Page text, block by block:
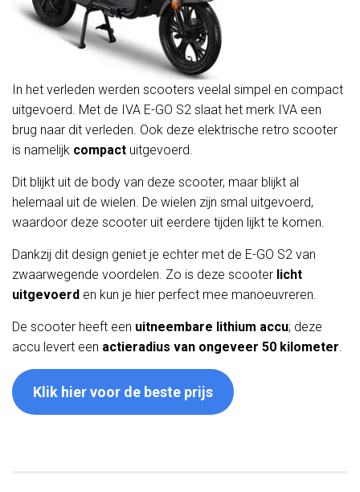
In het verleden werden scooters veelal simpel en compact
uitgevoerd. Met de IVA E-GO S2 slaat het merk IVA een
brug naar dit verleden. Ook deze elektrische retro scooter
is namelijk compact uitgevoerd.
Dit blijkt uit de body van deze scooter, maar blijkt al
helemaal uit de wielen. De wielen zijn smal uitgevoerd,
waardoor deze scooter uit eerdere tijden lijkt te komen.
Dankzij dit design geniet je echter met de E-GO S2 van
zwaarwegende voordelen. Zo is deze scooter licht
uitgevoerd en kun je hier perfect mee manoeuvreren.
De scooter heeft een uitneembare lithium accu; deze
accu levert een actieradius van ongeveer 50 kilometer.
Klik hier voor de beste prijs